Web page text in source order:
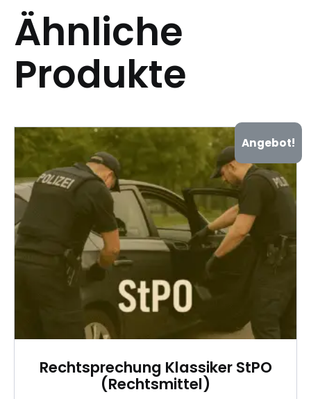
Ähnliche
Produkte
Angebot!
Rechtsprechung Klassiker StPO
(Rechtsmittel)